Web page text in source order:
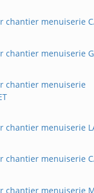
chantier menuiserie
chantier menuiserie
chantier menuiserie
chantier menuiserie
chantier menuiserie
chantier menuiserie